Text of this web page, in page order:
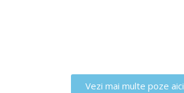
Vezi mai multe poze aici